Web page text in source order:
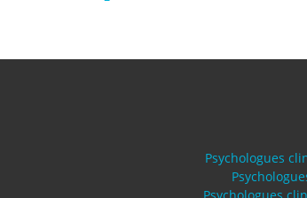
Psychologues